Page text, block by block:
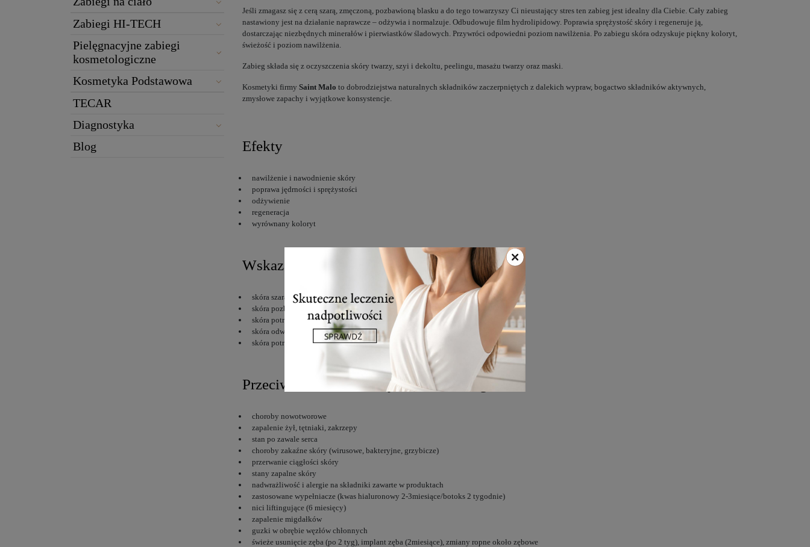
Zabiegi HI-TECH
Pielęgnacyjne zabiegi
kosmetologiczne
Kosmetyka Podstawowa
TECAR
Diagnostyka
Blog
Jeśli zmagasz się z cerą szarą, zmęczoną, pozbawioną blasku a do tego towarzyszy Ci nieustający stres ten zabieg jest idealny dla Ciebie. Cały zabieg
nastawiony jest na działanie naprawcze – odżywia i normalzuje. Odbudowuje film hydrolipidowy. Poprawia sprężystość skóry i regeneruje ją,
dostarczając niezbędnych minerałów i pierwiastków śladowych. Przywróci odpowiedni poziom nawilżenia. Po zabiegu skóra odzyskuje piękny koloryt,
świeżość i poziom nawilżenia.
Zabieg składa się z oczyszczenia skóry twarzy, szyi i dekoltu, peelingu, masażu twarzy oraz maski.
Kosmetyki firmy Saint Malo to dobrodziejstwa naturalnych składników zaczerpniętych z dalekich wypraw, bogactwo składników aktywnych,
zmysłowe zapachy i wyjątkowe konsystencje.
Efekty
nawilżenie i nawodnienie skóry
poprawa jędrności i sprężystości
odżywienie
regeneracja
wyrównany koloryt
Wskazania do wykonania zabiegu
skóra szara, zmęczona
skóra pozbawiona blasku
skóra potrzebująca nawilżenia
skóra odwodniona
skóra potrzebująca ujędrnienia
Przeciwwskazania do wykonania zabiegu
choroby nowotworowe
zapalenie żył, tętniaki, zakrzepy
stan po zawale serca
choroby zakaźne skóry (wirusowe, bakteryjne, grzybicze)
przerwanie ciągłości skóry
stany zapalne skóry
nadwrażliwość i alergie na składniki zawarte w produktach
zastosowane wypełniacze (kwas hialuronowy 2-3miesiące/botoks 2 tygodnie)
nici liftingujące (6 miesięcy)
zapalenie migdałków
guzki w obrębie węzłów chłonnych
świeże usunięcie zęba (po 2 tyg), implant zęba (2miesiące), zmiany ropne około zębowe